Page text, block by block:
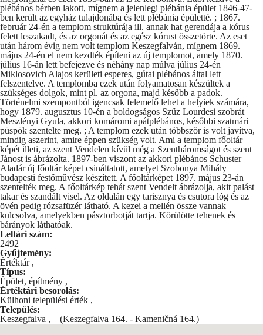
plébános bérben lakott, mígnem a jelenlegi plébánia épület 1846-47-
ben került az egyház tulajdonába és lett plébánia épületté. ; 1867.
február 24-én a templom struktúrája ill. annak hat gerendája a kórus
felett leszakadt, és az orgonát és az egész kórust összetörte. Az eset
után három évig nem volt templom Keszegfalván, mígnem 1869.
május 24-én el nem kezdték építeni az új templomot, amely 1870.
július 16-án lett befejezve és néhány nap múlva július 24-én
Miklosovich Alajos kerületi esperes, gútai plébános által lett
felszentelve. A templomba ezek után folyamatosan készültek a
szükséges dolgok, mint pl. az orgona, majd később a padok.
Történelmi szempontból igencsak felemelő lehet a helyiek számára,
hogy 1879. augusztus 10-én a boldogságos Szűz Lourdesi szobrát
Meszlényi Gyula, akkori komáromi apátplébános, későbbi szatmári
püspök szentelte meg. ; A templom ezek után többször is volt javítva,
mindig aszerint, amire éppen szükség volt. Ami a templom főoltár
képét illeti, az szent Vendelen kívül még a Szentháromságot és szent
Jánost is ábrázolta. 1897-ben viszont az akkori plébános Schuster
Aladár új főoltár képet csináltatott, amelyet Szobonya Mihály
budapesti festőművész készített. A főoltárképet 1897. május 23-án
szentelték meg. A főoltárkép tehát szent Vendelt ábrázolja, akit palást
takar és szandált visel. Az oldalán egy tarisznya és csutora lóg és az
övén pedig rózsafüzér látható. A kezei a mellén össze vannak
kulcsolva, amelyekben pásztorbotját tartja. Körülötte tehenek és
bárányok láthatóak.
Leltári szám:
2492
Gyűjtemény:
Értéktár ,
Típus:
Épület, építmény ,
Értéktári besorolás:
Külhoni települési érték ,
Település:
Keszegfalva , (Keszegfalva 164. - Kameničná 164.)